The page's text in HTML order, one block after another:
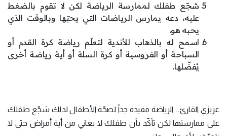
شجّع طفلك لممارسة الرياضة لكن لا تقوم بالضغط
عليه، دعه يمارس الرياضات التي يحبّها وبالوقت الذي
يحبه هو.
اسمح له بالذهاب للأندية لتعلّم رياضة كرة القدم أو
السباحة أو الفروسية أو كرة السلة أو أية رياضة أخرى
يُفضّلها.
عزيزي القارئ... الرياضة مفيدة جداً لصحّة الأطفال لذلك شجّع طفلك
على ممارستها لكن تأكّد بأن طفلك لا يعاني من أية أمراض حتى لا